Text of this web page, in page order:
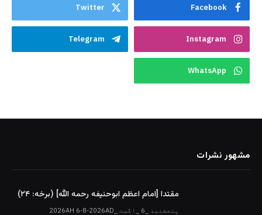
Facebook
Twitter
Instagram
Telegram
WhatsApp
مشهور نشرات
مقتدا [امام اعظم ابوحنیفه رحمه الله‎] (برخه: ۲۴)
پنجشنبه _6 _اگست _2026AH 6-8-2026AD